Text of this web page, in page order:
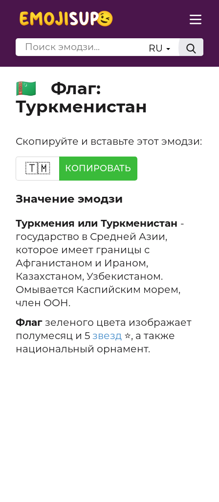
RU
🇹🇲
Флаг:
Туркменистан
Скопируйте и вставьте этот эмодзи:
🇹🇲 КОПИРОВАТЬ
Значение эмодзи
Туркмения или Туркменистан -
государство в Средней Азии,
которое имеет границы с
Афганистаном и Ираном,
Казахстаном, Узбекистаном.
Омывается Каспийским морем,
член ООН.
Флаг зеленого цвета изображает
полумесяц и 5 звезд ⭐, а также
национальный орнамент.